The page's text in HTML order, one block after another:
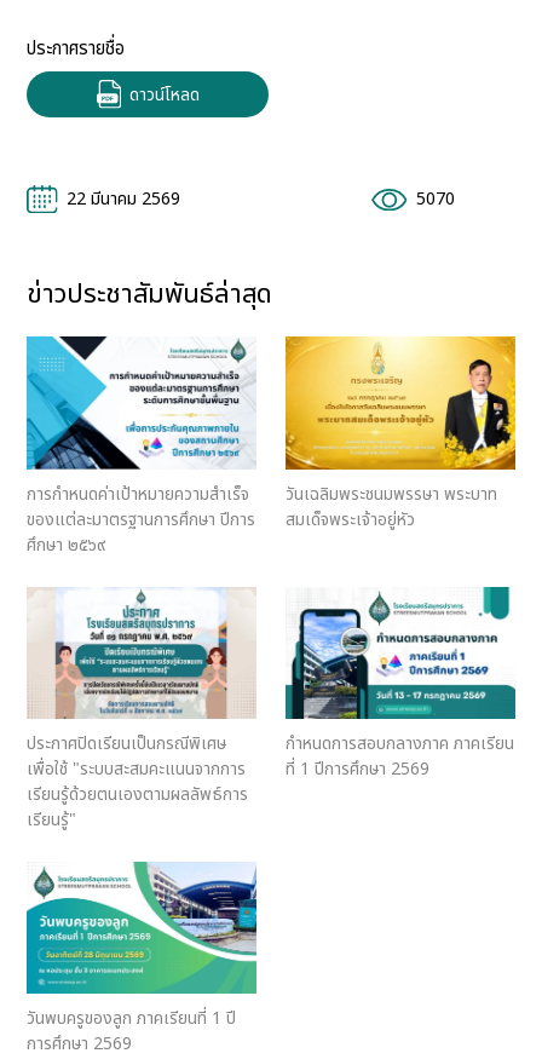
ประกาศรายชื่อ
ดาวน์โหลด
22 มีนาคม 2569 5070
ข่าวประชาสัมพันธ์ล่าสุด
การกําหนดค่าเป้าหมายความสําเร็จ
ของแต่ละมาตรฐานการศึกษา ปีการ
ศึกษา ๒๕๖๙
วันเฉลิมพระชนมพรรษา พระบาท
สมเด็จพระเจ้าอยู่หัว
ประกาศปิดเรียนเป็นกรณีพิเศษ
เพื่อใช้ "ระบบสะสมคะแนนจากการ
เรียนรู้ด้วยตนเองตามผลลัพธ์การ
เรียนรู้"
กำหนดการสอบกลางภาค ภาคเรียน
ที่ 1 ปีการศึกษา 2569
วันพบครูของลูก ภาคเรียนที่ 1 ปี
การศึกษา 2569